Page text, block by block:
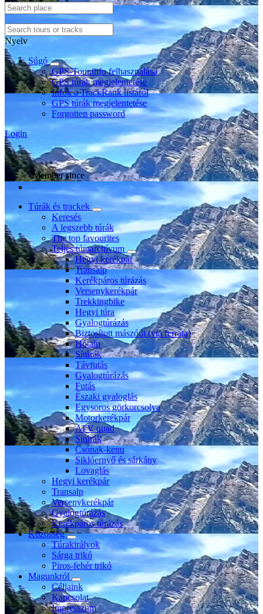
Nyelv
Súgó
GPS-Tour.info felhasználása
GPS túrák megjelentetése
Infók a TrackRank listáról
GPS túrák megjelentetése
Forgotten password
Login
Member since
Túrák és trackek
Keresés
A legszebb túrák
The top favourites
Teljes túraarchívum
Hegyi kerékpár
Transalp
Kerékpáros túrázás
Versenykerékpár
Trekkingbike
Hegyi túra
Gyalogtúrázás
Biztosított mászóút (via ferrata)
Hótalp
Sítúrák
Távfutás
Gyalogtúrázás
Futás
Északi gyaloglás
Egysoros görkorcsolya
Motorkerékpár
ATV quad
Sítúrák
Csónak-kenu
Siklóernyő és sárkány
Lovaglás
Hegyi kerékpár
Transalp
Versenykerékpár
Gyalogtúrázás
Kerékpáros túrázás
Közösség
Túrakirályok
Sárga trikó
Piros-fehér trikó
Magunkról
Céljaink
Kapcsolat
Impresszum